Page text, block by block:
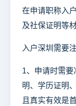
在申请职称入
及社保证明等材
入户深圳需要
1、申请时需
明、学历证明
且真实有效是